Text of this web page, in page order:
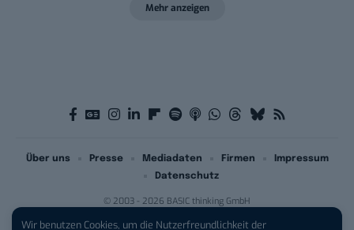
Wir benutzen Cookies, um die Nutzerfreundlichkeit der
Mehr anzeigen
© 2003 - 2026 BASIC thinking GmbH
Über uns Presse Mediadaten Firmen
Impressum
Datenschutz